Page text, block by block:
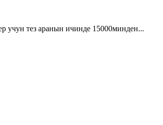
учун тез аранын ичинде 15000минден...